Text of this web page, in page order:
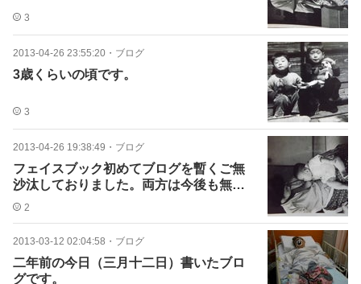
3
2013-04-26 23:55:20 ・ ブログ
3歳くらいの頃です。
3
2013-04-26 19:38:49 ・ ブログ
フェイスブック初めてブログを暫くご無
沙汰しておりました。両方は今後も無理
かもしれませんが･･･。
2
2013-03-12 02:04:58 ・ ブログ
二年前の今日（三月十二日）書いたブロ
グです。